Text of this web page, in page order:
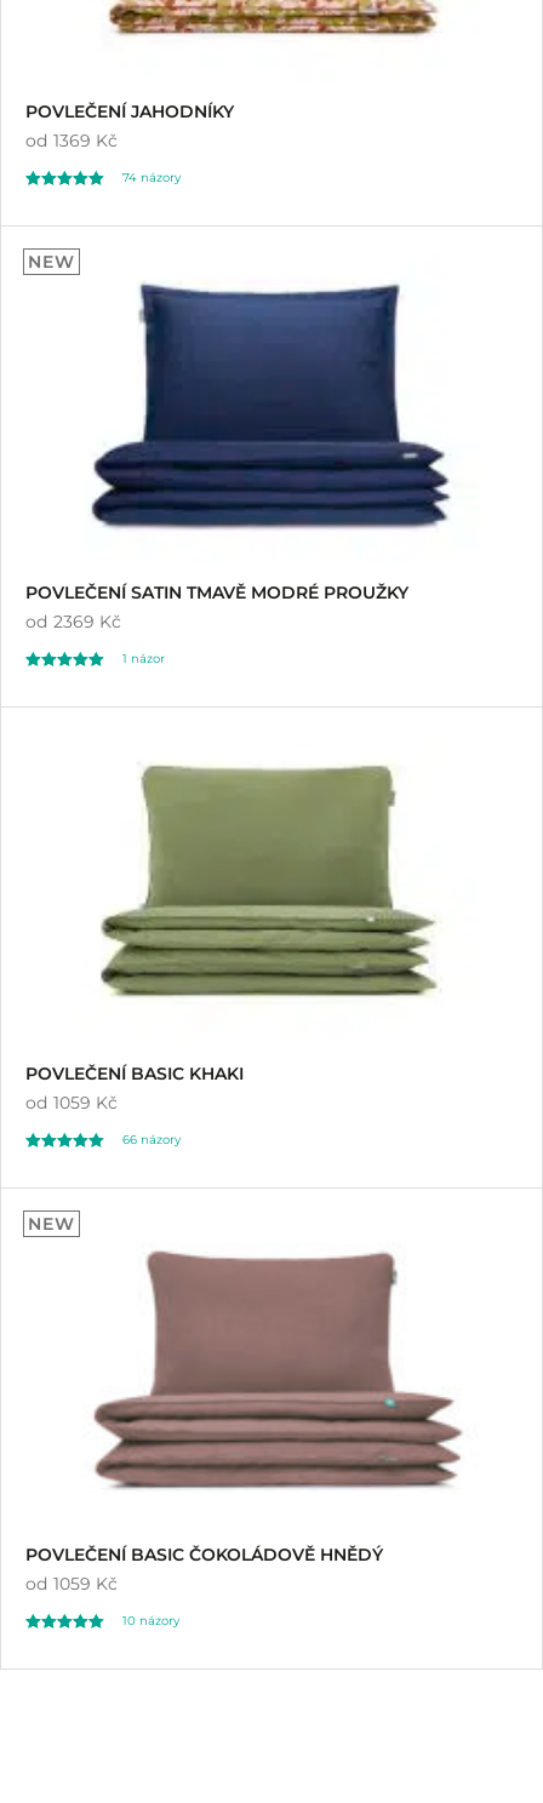
POVLEČENÍ JAHODNÍKY
od 1369 Kč
z 5 na základě
74 názory
NEW
POVLEČENÍ SATIN TMAVĚ MODRÉ PROUŽKY
od 2369 Kč
1 názor
POVLEČENÍ BASIC KHAKI
od 1059 Kč
z 5 na základě
66 názory
NEW
POVLEČENÍ BASIC ČOKOLÁDOVĚ HNĚDÝ
od 1059 Kč
10 názory